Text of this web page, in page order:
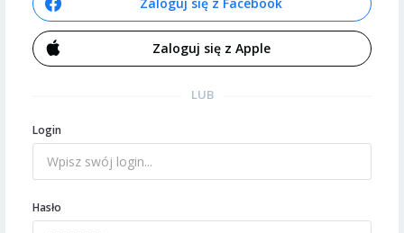
Zaloguj się z Apple
LUB
Login
Hasło